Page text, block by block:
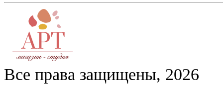
Все права защищены, 2026